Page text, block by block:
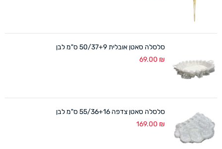
סלסלה סאטן אובלית 50/37+9 ס"מ לבן
69.00 ₪
סלסלה סאטן צדפה 55/36+16 ס"מ לבן
169.00 ₪